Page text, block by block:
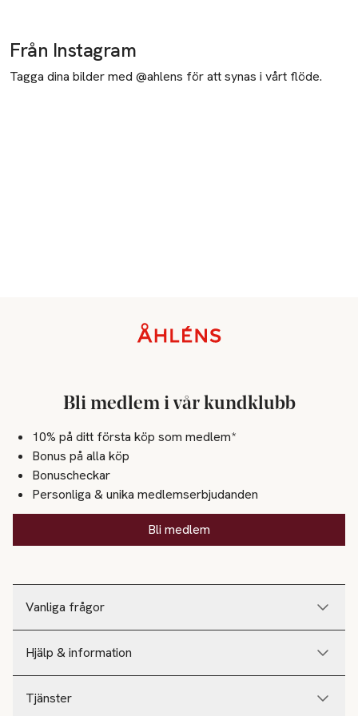
Från Instagram
Tagga dina bilder med @ahlens för att synas i vårt flöde.
Vanliga frågor
Hjälp & information
Tjänster
Bli medlem i vår kundklubb
10% på ditt första köp som medlem*
Bonus på alla köp
Bonuscheckar
Personliga & unika medlemserbjudanden
Bli medlem